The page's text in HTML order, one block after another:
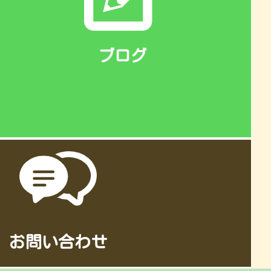
ブログ
お問い合わせ